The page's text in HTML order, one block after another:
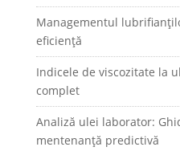
Managementul
eficiență
Indicele de viscozitate la
complet
Analiză ulei laborator:
mentenanță predictivă